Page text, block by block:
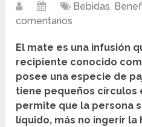
Bebidas,
comentarios
El mate es una infusión
recipiente conocido
posee una especie de
tiene pequeños círculos
permite que la persona
líquido, más no ingerir la